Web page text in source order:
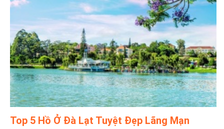
Top 5 Hồ Ở Đà Lạt Tuyệt Đẹp Lãng Mạn